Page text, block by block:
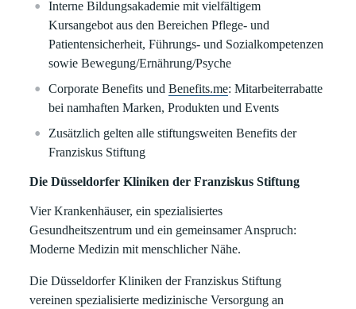
Interne Bildungsakademie mit vielfältigem
Kursangebot aus den Bereichen Pflege- und
Patientensicherheit, Führungs- und Sozialkompetenzen
sowie Bewegung/Ernährung/Psyche
Corporate Benefits undBenefits.me: Mitarbeiterrabatte
bei namhaften Marken, Produkten und Events
Zusätzlich gelten alle stiftungsweiten Benefits der
Franziskus Stiftung
Die Düsseldorfer Kliniken der Franziskus Stiftung
Vier Krankenhäuser, ein spezialisiertes
Gesundheitszentrum und ein gemeinsamer Anspruch:
Moderne Medizin mit menschlicher Nähe.
Die Düsseldorfer Kliniken der Franziskus Stiftung
vereinen spezialisierte medizinische Versorgung an